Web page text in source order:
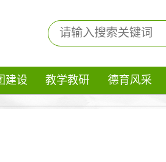
建设 教学教研 德育风采